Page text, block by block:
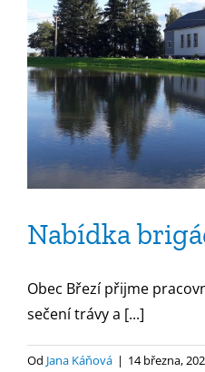
Nabídka
Obec Březí přijme
sečení trávy a [...]
Od Jana Káňová | 14 března,